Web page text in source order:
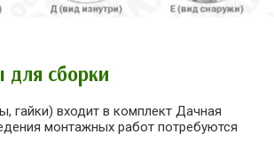
для сборки
гайки) входит в комплект Дачная
монтажных работ потребуются